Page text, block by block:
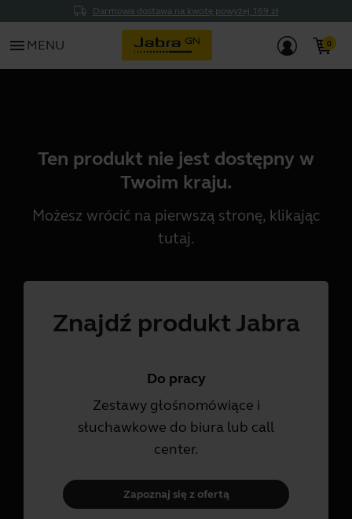
Darmowa dostawa na kwotę powyżej 169 zł
menu MENU
Ten produkt nie jest dostępny w
Twoim kraju.
Możesz wrócić na pierwszą stronę, klikając
tutaj.
Znajdź produkt Jabra
Do pracy
Zestawy głośnomówiące i
słuchawkowe do biura lub call
center.
Zapoznaj się z ofertą